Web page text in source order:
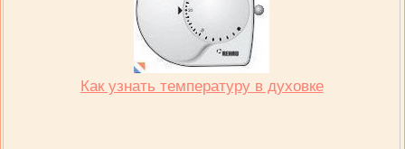
Как узнать температуру в духовке